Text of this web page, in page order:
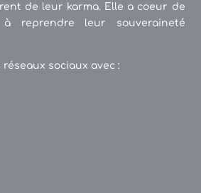
de leur karma. Elle a coeur de
reprendre leur souveraineté
sociaux avec :